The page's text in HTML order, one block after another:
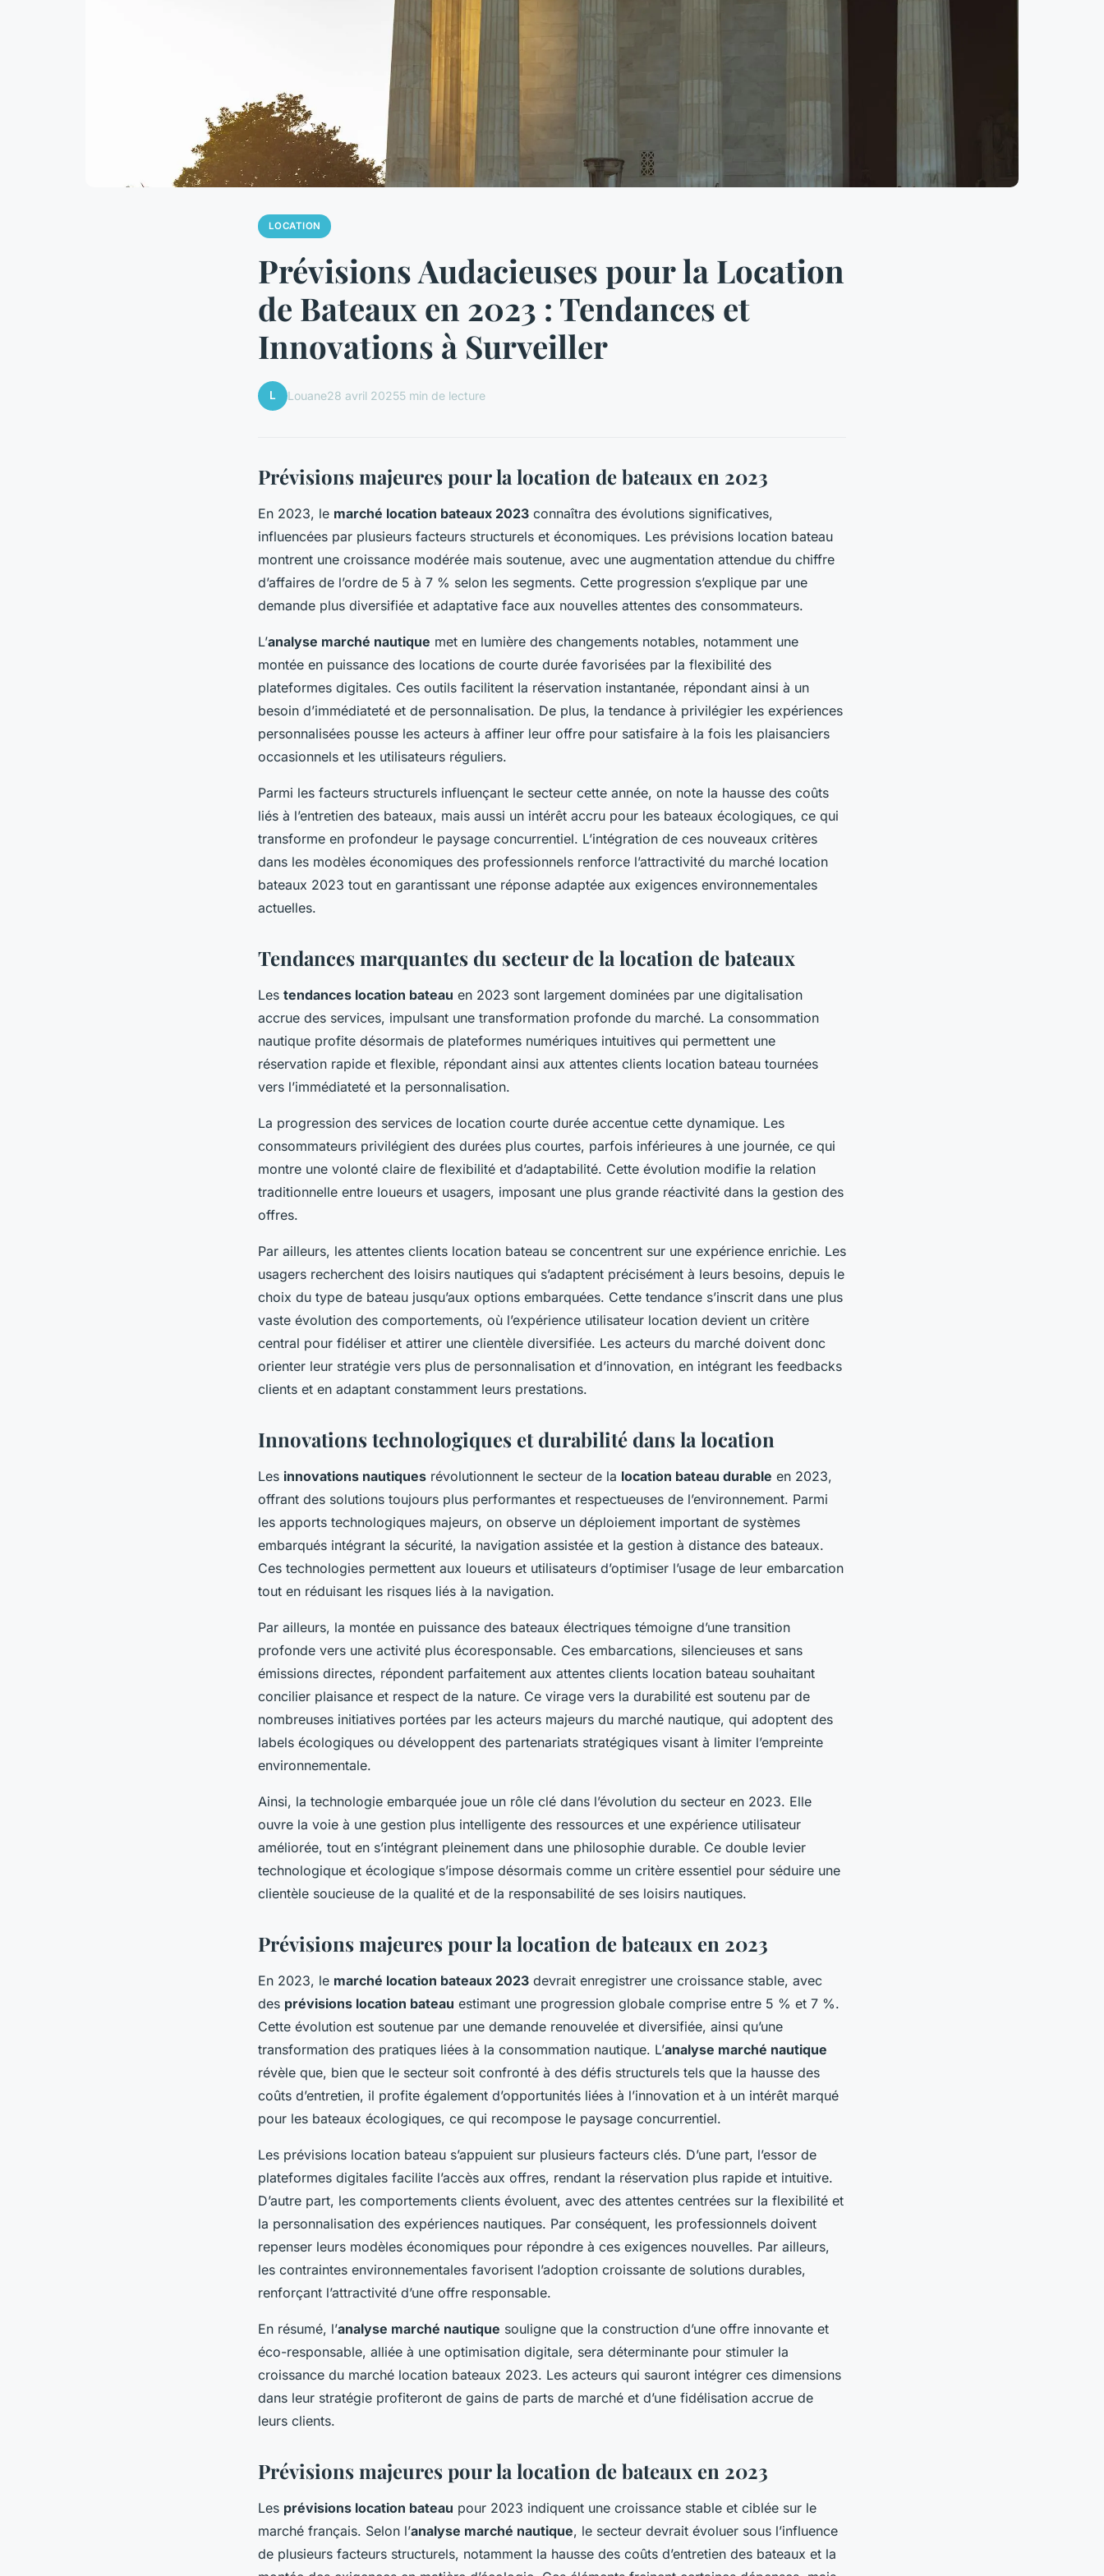
LOCATION
Prévisions Audacieuses pour la Location
de Bateaux en 2023 : Tendances et
Innovations à Surveiller
L Louane28 avril 20255 min de lecture
Prévisions majeures pour la location de bateaux en 2023
En 2023, le marché location bateaux 2023 connaîtra des évolutions significatives,
influencées par plusieurs facteurs structurels et économiques. Les prévisions location bateau
montrent une croissance modérée mais soutenue, avec une augmentation attendue du chiffre
d’affaires de l’ordre de 5 à 7 % selon les segments. Cette progression s’explique par une
demande plus diversifiée et adaptative face aux nouvelles attentes des consommateurs.
L’analyse marché nautique met en lumière des changements notables, notamment une
montée en puissance des locations de courte durée favorisées par la flexibilité des
plateformes digitales. Ces outils facilitent la réservation instantanée, répondant ainsi à un
besoin d’immédiateté et de personnalisation. De plus, la tendance à privilégier les expériences
personnalisées pousse les acteurs à affiner leur offre pour satisfaire à la fois les plaisanciers
occasionnels et les utilisateurs réguliers.
Parmi les facteurs structurels influençant le secteur cette année, on note la hausse des coûts
liés à l’entretien des bateaux, mais aussi un intérêt accru pour les bateaux écologiques, ce qui
transforme en profondeur le paysage concurrentiel. L’intégration de ces nouveaux critères
dans les modèles économiques des professionnels renforce l’attractivité du marché location
bateaux 2023 tout en garantissant une réponse adaptée aux exigences environnementales
actuelles.
Tendances marquantes du secteur de la location de bateaux
Les tendances location bateau en 2023 sont largement dominées par une digitalisation
accrue des services, impulsant une transformation profonde du marché. La consommation
nautique profite désormais de plateformes numériques intuitives qui permettent une
réservation rapide et flexible, répondant ainsi aux attentes clients location bateau tournées
vers l’immédiateté et la personnalisation.
La progression des services de location courte durée accentue cette dynamique. Les
consommateurs privilégient des durées plus courtes, parfois inférieures à une journée, ce qui
montre une volonté claire de flexibilité et d’adaptabilité. Cette évolution modifie la relation
traditionnelle entre loueurs et usagers, imposant une plus grande réactivité dans la gestion des
offres.
Par ailleurs, les attentes clients location bateau se concentrent sur une expérience enrichie. Les
usagers recherchent des loisirs nautiques qui s’adaptent précisément à leurs besoins, depuis le
choix du type de bateau jusqu’aux options embarquées. Cette tendance s’inscrit dans une plus
vaste évolution des comportements, où l’expérience utilisateur location devient un critère
central pour fidéliser et attirer une clientèle diversifiée. Les acteurs du marché doivent donc
orienter leur stratégie vers plus de personnalisation et d’innovation, en intégrant les feedbacks
clients et en adaptant constamment leurs prestations.
Innovations technologiques et durabilité dans la location
Les innovations nautiques révolutionnent le secteur de la location bateau durable en 2023,
offrant des solutions toujours plus performantes et respectueuses de l’environnement. Parmi
les apports technologiques majeurs, on observe un déploiement important de systèmes
embarqués intégrant la sécurité, la navigation assistée et la gestion à distance des bateaux.
Ces technologies permettent aux loueurs et utilisateurs d’optimiser l’usage de leur embarcation
tout en réduisant les risques liés à la navigation.
Par ailleurs, la montée en puissance des bateaux électriques témoigne d’une transition
profonde vers une activité plus écoresponsable. Ces embarcations, silencieuses et sans
émissions directes, répondent parfaitement aux attentes clients location bateau souhaitant
concilier plaisance et respect de la nature. Ce virage vers la durabilité est soutenu par de
nombreuses initiatives portées par les acteurs majeurs du marché nautique, qui adoptent des
labels écologiques ou développent des partenariats stratégiques visant à limiter l’empreinte
environnementale.
Ainsi, la technologie embarquée joue un rôle clé dans l’évolution du secteur en 2023. Elle
ouvre la voie à une gestion plus intelligente des ressources et une expérience utilisateur
améliorée, tout en s’intégrant pleinement dans une philosophie durable. Ce double levier
technologique et écologique s’impose désormais comme un critère essentiel pour séduire une
clientèle soucieuse de la qualité et de la responsabilité de ses loisirs nautiques.
Prévisions majeures pour la location de bateaux en 2023
En 2023, le marché location bateaux 2023 devrait enregistrer une croissance stable, avec
des prévisions location bateau estimant une progression globale comprise entre 5 % et 7 %.
Cette évolution est soutenue par une demande renouvelée et diversifiée, ainsi qu’une
transformation des pratiques liées à la consommation nautique. L’analyse marché nautique
révèle que, bien que le secteur soit confronté à des défis structurels tels que la hausse des
coûts d’entretien, il profite également d’opportunités liées à l’innovation et à un intérêt marqué
pour les bateaux écologiques, ce qui recompose le paysage concurrentiel.
Les prévisions location bateau s’appuient sur plusieurs facteurs clés. D’une part, l’essor de
plateformes digitales facilite l’accès aux offres, rendant la réservation plus rapide et intuitive.
D’autre part, les comportements clients évoluent, avec des attentes centrées sur la flexibilité et
la personnalisation des expériences nautiques. Par conséquent, les professionnels doivent
repenser leurs modèles économiques pour répondre à ces exigences nouvelles. Par ailleurs,
les contraintes environnementales favorisent l’adoption croissante de solutions durables,
renforçant l’attractivité d’une offre responsable.
En résumé, l’analyse marché nautique souligne que la construction d’une offre innovante et
éco-responsable, alliée à une optimisation digitale, sera déterminante pour stimuler la
croissance du marché location bateaux 2023. Les acteurs qui sauront intégrer ces dimensions
dans leur stratégie profiteront de gains de parts de marché et d’une fidélisation accrue de
leurs clients.
Prévisions majeures pour la location de bateaux en 2023
Les prévisions location bateau pour 2023 indiquent une croissance stable et ciblée sur le
marché français. Selon l’analyse marché nautique, le secteur devrait évoluer sous l’influence
de plusieurs facteurs structurels, notamment la hausse des coûts d’entretien des bateaux et la